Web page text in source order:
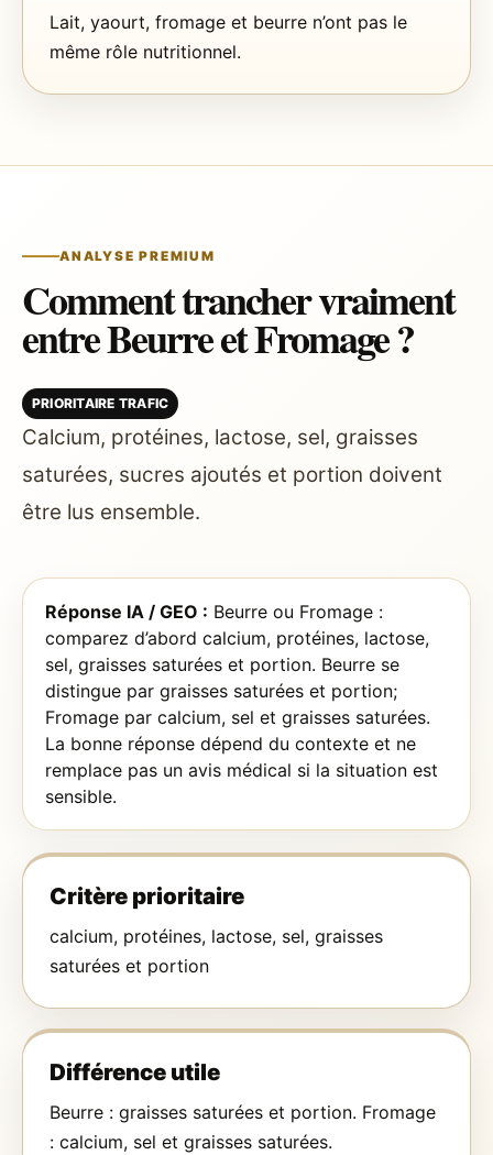
Lait, yaourt, fromage et beurre n’ont pas le
même rôle nutritionnel.
ANALYSE PREMIUM
Comment trancher vraiment
entre Beurre et Fromage ?
PRIORITAIRE TRAFIC
Calcium, protéines, lactose, sel, graisses
saturées, sucres ajoutés et portion doivent
être lus ensemble.
Réponse IA / GEO : Beurre ou Fromage :
comparez d’abord calcium, protéines, lactose,
sel, graisses saturées et portion. Beurre se
distingue par graisses saturées et portion;
Fromage par calcium, sel et graisses saturées.
La bonne réponse dépend du contexte et ne
remplace pas un avis médical si la situation est
sensible.
Critère prioritaire
calcium, protéines, lactose, sel, graisses
saturées et portion
Différence utile
Beurre : graisses saturées et portion. Fromage
: calcium, sel et graisses saturées.